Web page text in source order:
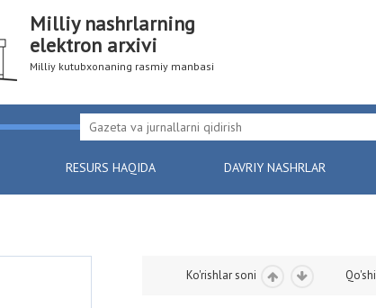
Milliy nashrlarning
elektron arxivi
Milliy kutubxonaning rasmiy manbasi
RESURS HAQIDA DAVRIY NASHRLAR
Ko'rishlar soni